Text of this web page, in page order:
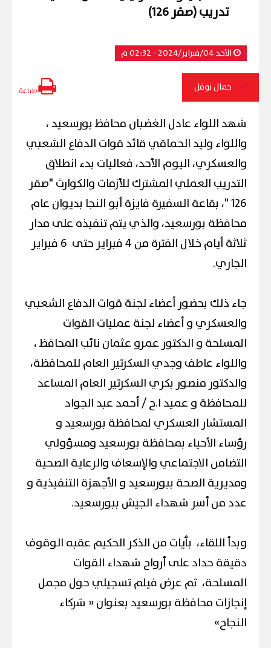
تدريب (صقر 126)
الأحد 04/فبراير/2024 - 02:32 م
جمال نوفل طباعة
شهد اللواء عادل الغضبان محافظ بورسعيد ،
واللواء وليد الحماقي قائد قوات الدفاع الشعبي
والعسكري، اليوم الأحد، فعاليات بدء انطلاق
التدريب العملي المشترك للأزمات والكوارث "صقر
126 "، بقاعة السفيرة فايزة أبو النجا بديوان عام
محافظة بورسعيد، والذي يتم تنفيذه على مدار
ثلاثة أيام خلال الفترة من 4 فبراير حتى 6 فبراير
الجاري.
جاء ذلك بحضور أعضاء لجنة قوات الدفاع الشعبي
والعسكري و أعضاء لجنة عمليات القوات
المسلحة و الدكتور عمرو عثمان نائب المحافظ ،
واللواء عاطف وجدي السكرتير العام للمحافظة،
والدكتور منصور بكري السكرتير العام المساعد
للمحافظة و عميد ا.ح / أحمد عبد الجواد
المستشار العسكري لمحافظة بورسعيد و
رؤساء الأحياء بمحافظة بورسعيد ومسؤولي
التضامن الاجتماعي والإسعاف والرعاية الصحية
ومديرية الصحة ببورسعيد و الأجهزة التنفيذية و
عدد من أسر شهداء الجيش ببورسعيد.
وبدأ اللقاء، بٱيات من الذكر الحكيم عقبه الوقوف
دقيقة حداد على أرواح شهداء القوات
المسلحة، ثم عرض فيلم تسجيلي حول مجمل
إنجازات محافظة بورسعيد بعنوان « شركاء
النجاح»